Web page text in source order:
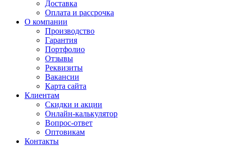
Доставка
Оплата и рассрочка
О компании
Производство
Гарантия
Портфолио
Отзывы
Реквизиты
Вакансии
Карта сайта
Клиентам
Скидки и акции
Онлайн-калькулятор
Вопрос-ответ
Оптовикам
Контакты